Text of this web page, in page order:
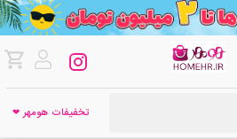
تخفیفات هومهر ❤